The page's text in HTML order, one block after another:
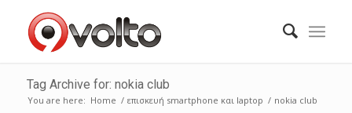
Tag Archive for: nokia club
You are here: Home / επισκευή smartphone και laptop / nokia club